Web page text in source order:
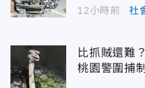
12小時前 社
比抓賊還難
桃園警圍捕